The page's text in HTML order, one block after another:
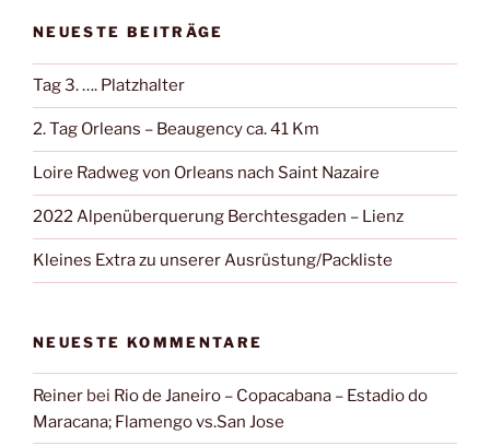
NEUESTE BEITRÄGE
Tag 3. …. Platzhalter
2. Tag Orleans – Beaugency ca. 41 Km
Loire Radweg von Orleans nach Saint Nazaire
2022 Alpenüberquerung Berchtesgaden – Lienz
Kleines Extra zu unserer Ausrüstung/Packliste
NEUESTE KOMMENTARE
Reiner bei Rio de Janeiro – Copacabana – Estadio do
Maracana; Flamengo vs.San Jose